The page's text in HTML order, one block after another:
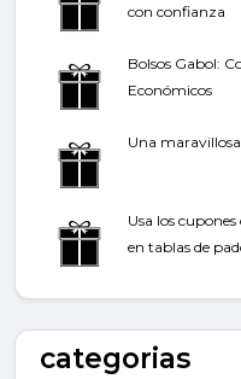
con confianza
Bolsos Gabol:
Económicos
Una
Usa los
en tablas de
categorias